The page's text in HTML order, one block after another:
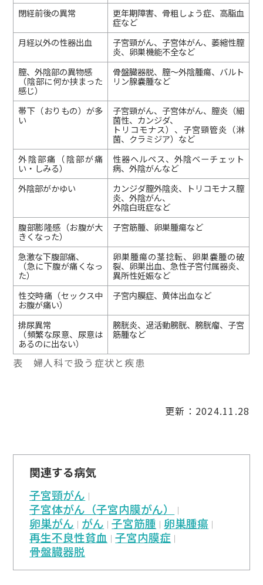
閉経前後の異常 更年期障害、骨粗しょう症、高脂血
症など
月経以外の性器出血
子宮頸がん、子宮体がん、萎縮性膣
炎、卵巣機能不全など
膣、外陰部の異物感
（陰部に何か挟まった
感じ）
骨盤臓器脱、膣～外陰腫瘍、バルト
リン腺嚢腫など
帯下（おりもの）が多
い
子宮頸がん、子宮体がん、膣炎（細
菌性、カンジダ、
トリコモナス）、子宮頸管炎（淋
菌、クラミジア）など
外陰部痛（陰部が痛
い・しみる）
性器ヘルペス、外陰ベーチェット
病、外陰がんなど
外陰部がかゆい
カンジダ膣外陰炎、トリコモナス膣
炎、外陰がん、
外陰白斑症など
腹部膨隆感（お腹が大
きくなった）
子宮筋腫、卵巣腫瘍など
急激な下腹部痛、
（急に下腹が痛くなっ
た）
卵巣腫瘍の茎捻転、卵巣嚢腫の破
裂、卵巣出血、急性子宮付属器炎、
異所性妊娠など
性交時痛（セックス中
お腹が痛い）
子宮内膜症、黄体出血など
排尿異常
（頻繁な尿意、尿意は
あるのに出ない）
膀胱炎、過活動膀胱、膀胱瘤、子宮
筋腫など
表 婦人科で扱う症状と疾患
更新：2024.11.28
関連する病気
子宮頸がん
子宮体がん（子宮内膜がん）
卵巣がん がん 子宮筋腫 卵巣腫瘍
再生不良性貧血
子宮内膜症
骨盤臓器脱